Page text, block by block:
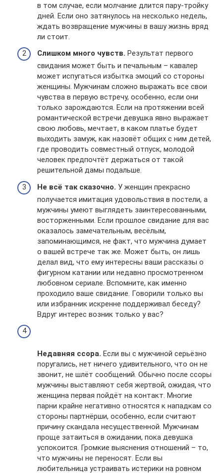
в том случае, если молчание длится пару-тройку
дней. Если оно затянулось на несколько недель,
ждать возвращение мужчины в вашу жизнь вряд
ли стоит.
Слишком много чувств. Результат первого
свидания может быть и печальным – кавалер
может испугаться избытка эмоций со стороны
женщины. Мужчинам сложно выражать все свои
чувства в первую встречу, особенно, если они
только зарождаются. Если на протяжении всей
романтической встречи девушка явно выражает
свою любовь, мечтает, в каком платье будет
выходить замуж, как назовёт общих с ним детей,
где проводить совместный отпуск, молодой
человек предпочтёт держаться от такой
решительной дамы подальше.
Не всё так сказочно. У женщин прекрасно
получается имитация удовольствия в постели, а
мужчины умеют выглядеть заинтересованными,
восторженными. Если прошлое свидание для вас
оказалось замечательным, весёлым,
запоминающимся, не факт, что мужчина думает
о вашей встрече так же. Может быть, он лишь
делал вид, что ему интересны ваши рассказы о
фигурном катании или недавно просмотренном
любовном сериале. Вспомните, как именно
проходило ваше свидание. Говорили только вы
или избранник искренне поддерживал беседу?
Вдруг интерес возник только у вас?
Недавняя ссора. Если вы с мужчиной серьёзно
поругались, нет ничего удивительного, что он не
звонит, не шлёт сообщений. Обычно после ссоры
мужчины выставляют себя жертвой, ожидая, что
женщина первая пойдёт на контакт. Многие
парни крайне негативно относятся к нападкам со
стороны партнёрши, особенно, если считают
причину скандала несущественной. Мужчинам
проще затаиться в ожидании, пока девушка
успокоится. Громкие выяснения отношений – то,
что мужчины не переносят. Если вы
любительница устраивать истерики на ровном